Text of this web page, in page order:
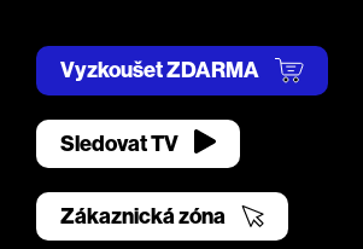
Vyzkoušet ZDARMA
Sledovat TV
Zákaznická zóna